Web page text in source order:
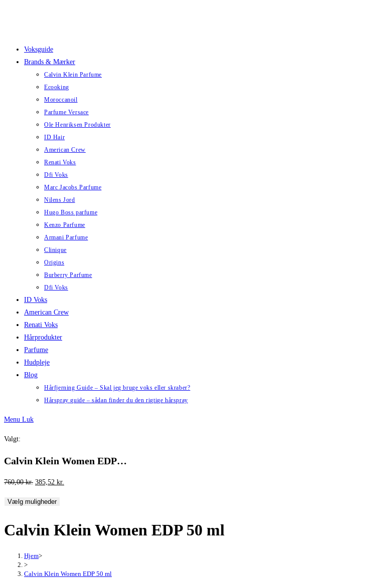
Voksguide
Brands & Mærker
Calvin Klein Parfume
Ecooking
Moroccanoil
Parfume Versace
Ole Henriksen Produkter
ID Hair
American Crew
Renati Voks
Dfi Voks
Marc Jacobs Parfume
Nilens Jord
Hugo Boss parfume
Kenzo Parfume
Armani Parfume
Clinique
Origins
Burberry Parfume
Dfi Voks
ID Voks
American Crew
Renati Voks
Hårprodukter
Parfume
Hudpleje
Blog
Hårfjerning Guide – Skal jeg bruge voks eller skraber?
Hårspray guide – sådan finder du den rigtige hårspray
Menu Luk
Valgt:
Calvin Klein Women EDP…
760,00kr. Den
pris
760,00 kr..
385,52 kr.
385,52 kr..
Vælg muligheder
Calvin Klein Women EDP 50 ml
Hjem>
>
Calvin Klein Women EDP 50 ml